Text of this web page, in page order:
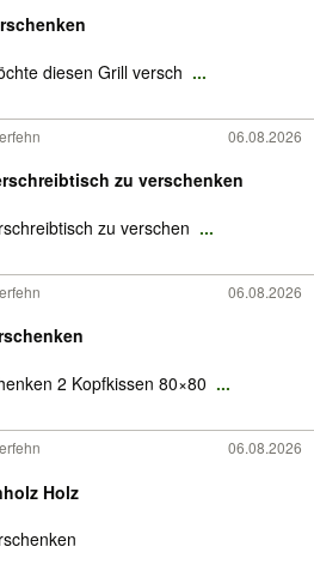
diesen Grill versch ...
06.08.2026
zu verschenken
zu verschen ...
06.08.2026
2 Kopfkissen 80×80 ...
06.08.2026
Holz